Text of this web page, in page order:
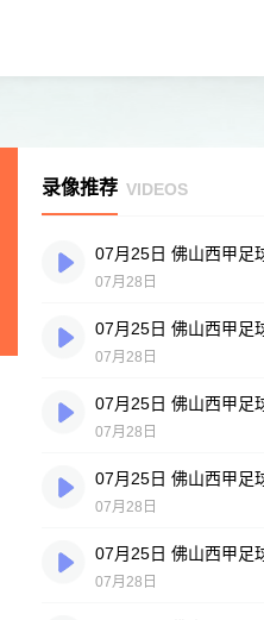
录像推荐 VIDEOS
07月28日
07月28日
07月28日
07月28日
07月28日